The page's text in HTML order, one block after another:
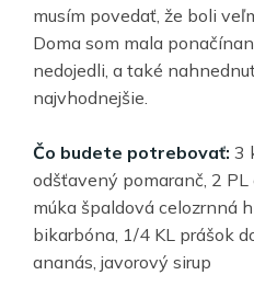
musím povedať, že boli
Doma som mala
nedojedli, a také
najvhodnejšie.
Čo budete potrebovať: 3
odšťavený pomaranč, 2
múka špaldová celozrnná
bikarbóna, 1/4 KL prášok
ananás, javorový sirup